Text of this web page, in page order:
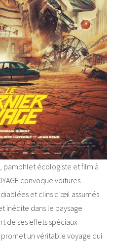
pamphlet écologiste et film à
convoque voitures
et clins d’œil assumés
inédite dans le paysage
de ses effets spéciaux
un véritable voyage qui